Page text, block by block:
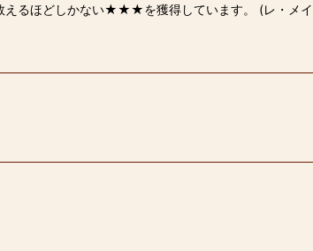
えるほどしかない★★★を獲得しています。 (レ・メ